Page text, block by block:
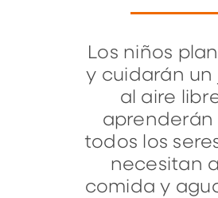
Los niños
y cuidarán un
al aire
aprenderán
todos los
necesitan
comida y